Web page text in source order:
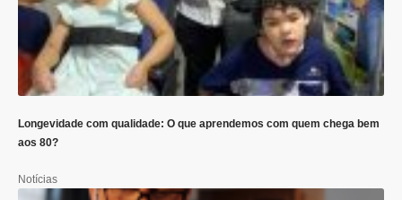
Longevidade com qualidade: O que aprendemos com quem chega bem
aos 80?
Notícias